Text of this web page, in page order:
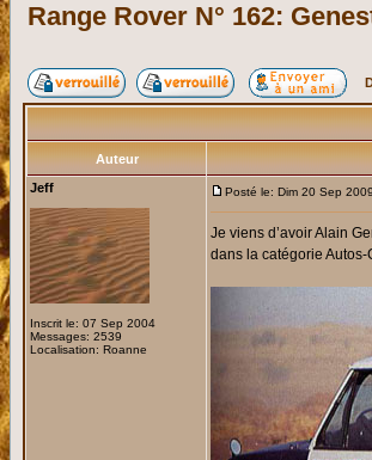
Range Rover N° 162:
Auteur
Jeff
Inscrit le: 07 Sep 2004
Messages: 2539
Localisation: Roanne
Posté le: Dim 20 Sep
Je viens d’avoir Alain
dans la catégorie Autos-